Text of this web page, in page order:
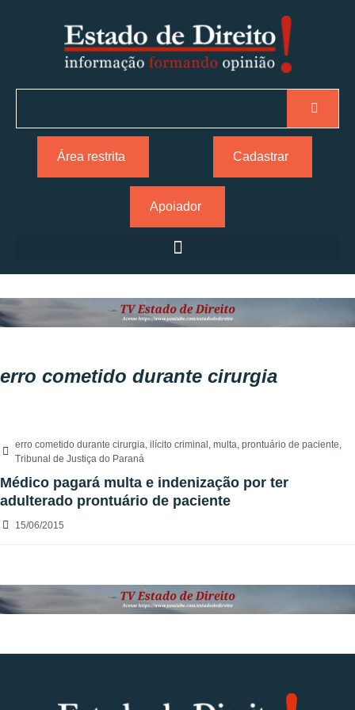
Área restrita Cadastrar
Apoiador
erro cometido durante cirurgia
erro cometido durante cirurgia, ilícito criminal , multa, prontuário de paciente,
Tribunal de Justiça do Paraná
Médico pagará multa e indenização por ter
adulterado prontuário de paciente
15/06/2015